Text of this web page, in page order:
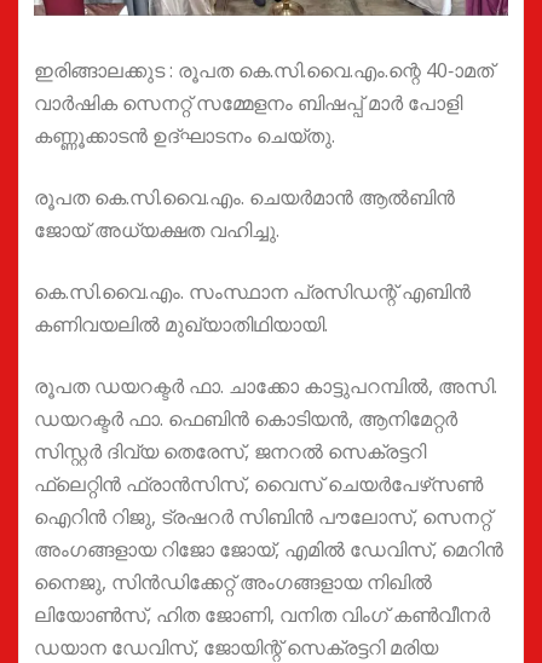
ഇരിങ്ങാലക്കുട : രൂപത കെ.സി.വൈ.എം.ന്റെ 40-ാമത്
വാര്‍ഷിക സെനറ്റ് സമ്മേളനം ബിഷപ്പ് മാര്‍ പോളി
കണ്ണൂക്കാടന്‍ ഉദ്ഘാടനം ചെയ്തു.
രൂപത കെ.സി.വൈ.എം. ചെയര്‍മാന്‍ ആല്‍ബിന്‍
ജോയ് അധ്യക്ഷത വഹിച്ചു.
കെ.സി.വൈ.എം. സംസ്ഥാന പ്രസിഡന്റ് എബിന്‍
കണിവയലില്‍ മുഖ്യാതിഥിയായി.
രൂപത ഡയറക്ടര്‍ ഫാ. ചാക്കോ കാട്ടുപറമ്പില്‍, അസി.
ഡയറക്ടര്‍ ഫാ. ഫെബിന്‍ കൊടിയന്‍, ആനിമേറ്റര്‍
സിസ്റ്റര്‍ ദിവ്യ തെരേസ്, ജനറല്‍ സെക്രട്ടറി
ഫ്‌ലെറ്റിന്‍ ഫ്രാന്‍സിസ്, വൈസ് ചെയര്‍പേഴ്‌സണ്‍
ഐറിന്‍ റിജു, ട്രഷറര്‍ സിബിന്‍ പൗലോസ്, സെനറ്റ്
അംഗങ്ങളായ റിജോ ജോയ്, എമില്‍ ഡേവിസ്, മെറിന്‍
നൈജു, സിന്‍ഡിക്കേറ്റ് അംഗങ്ങളായ നിഖില്‍
ലിയോണ്‍സ്, ഹിത ജോണി, വനിത വിംഗ് കണ്‍വീനര്‍
ഡയാന ഡേവിസ്, ജോയിന്റ് സെക്രട്ടറി മരിയ